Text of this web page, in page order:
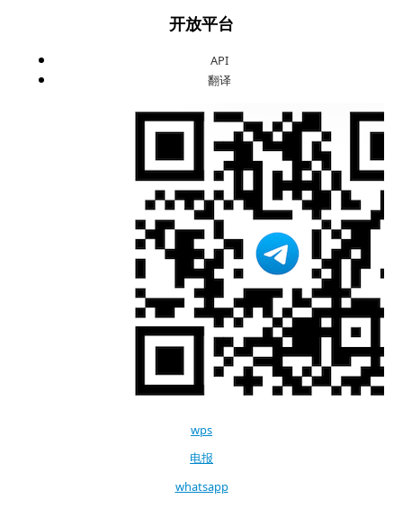
开放平台
API
翻译
wps
电报
whatsapp